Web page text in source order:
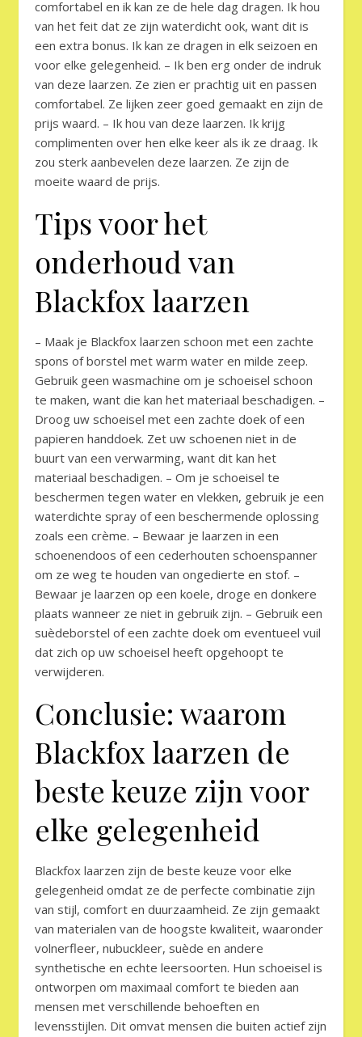
comfortabel en ik kan ze de hele dag dragen. Ik hou
van het feit dat ze zijn waterdicht ook, want dit is
een extra bonus. Ik kan ze dragen in elk seizoen en
voor elke gelegenheid. – Ik ben erg onder de indruk
van deze laarzen. Ze zien er prachtig uit en passen
comfortabel. Ze lijken zeer goed gemaakt en zijn de
prijs waard. – Ik hou van deze laarzen. Ik krijg
complimenten over hen elke keer als ik ze draag. Ik
zou sterk aanbevelen deze laarzen. Ze zijn de
moeite waard de prijs.
Tips voor het
onderhoud van
Blackfox laarzen
– Maak je Blackfox laarzen schoon met een zachte
spons of borstel met warm water en milde zeep.
Gebruik geen wasmachine om je schoeisel schoon
te maken, want die kan het materiaal beschadigen. –
Droog uw schoeisel met een zachte doek of een
papieren handdoek. Zet uw schoenen niet in de
buurt van een verwarming, want dit kan het
materiaal beschadigen. – Om je schoeisel te
beschermen tegen water en vlekken, gebruik je een
waterdichte spray of een beschermende oplossing
zoals een crème. – Bewaar je laarzen in een
schoenendoos of een cederhouten schoenspanner
om ze weg te houden van ongedierte en stof. –
Bewaar je laarzen op een koele, droge en donkere
plaats wanneer ze niet in gebruik zijn. – Gebruik een
suèdeborstel of een zachte doek om eventueel vuil
dat zich op uw schoeisel heeft opgehoopt te
verwijderen.
Conclusie: waarom
Blackfox laarzen de
beste keuze zijn voor
elke gelegenheid
Blackfox laarzen zijn de beste keuze voor elke
gelegenheid omdat ze de perfecte combinatie zijn
van stijl, comfort en duurzaamheid. Ze zijn gemaakt
van materialen van de hoogste kwaliteit, waaronder
volnerfleer, nubuckleer, suède en andere
synthetische en echte leersoorten. Hun schoeisel is
ontworpen om maximaal comfort te bieden aan
mensen met verschillende behoeften en
levensstijlen. Dit omvat mensen die buiten actief zijn